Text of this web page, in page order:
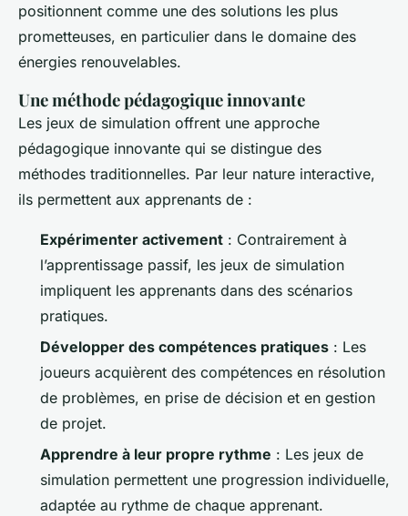
positionnent comme une des solutions les plus
prometteuses, en particulier dans le domaine des
énergies renouvelables.
Une méthode pédagogique innovante
Les jeux de simulation offrent une approche
pédagogique innovante qui se distingue des
méthodes traditionnelles. Par leur nature interactive,
ils permettent aux apprenants de :
Expérimenter activement : Contrairement à
l’apprentissage passif, les jeux de simulation
impliquent les apprenants dans des scénarios
pratiques.
Développer des compétences pratiques : Les
joueurs acquièrent des compétences en résolution
de problèmes, en prise de décision et en gestion
de projet.
Apprendre à leur propre rythme : Les jeux de
simulation permettent une progression individuelle,
adaptée au rythme de chaque apprenant.